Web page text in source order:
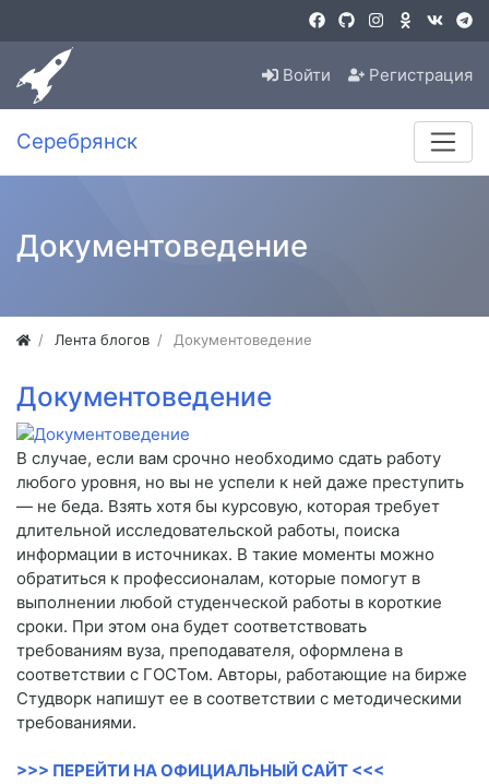
Войти Регистрация
Серебрянск
Документоведение
Лента блогов Документоведение
Документоведение
В случае, если вам срочно необходимо сдать работу
любого уровня, но вы не успели к ней даже преступить
— не беда. Взять хотя бы курсовую, которая требует
длительной исследовательской работы, поиска
информации в источниках. В такие моменты можно
обратиться к профессионалам, которые помогут в
выполнении любой студенческой работы в короткие
сроки. При этом она будет соответствовать
требованиям вуза, преподавателя, оформлена в
соответствии с ГОСТом. Авторы, работающие на бирже
Студворк напишут ее в соответствии с методическими
требованиями.
>>> ПЕРЕЙТИ НА ОФИЦИАЛЬНЫЙ САЙТ <<<